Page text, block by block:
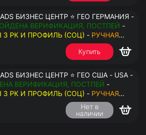
ADS БИЗНЕС ЦЕНТР ⭐ ГЕО ГЕРМАНИЯ -
ВЕРИФИКАЦИЯ, ПОСТПЕЙ -
3 РК И ПРОФИЛЬ (СОЦ) - РУЧНАЯ
- ДОСТУП К ПОЧТЕ - КУКИ - ВАТ
- ПЕРЕДАЧА В АНТИДЕТЕКТ
Купить
ADS БИЗНЕС ЦЕНТР ⭐ ГЕО США - USA -
ВЕРИФИКАЦИЯ, ПОСТПЕЙ -
3 РК И ПРОФИЛЬ (СОЦ) - РУЧНАЯ
- ДОСТУП К ПОЧТЕ - КУКИ - ВАТ
- ПЕРЕДАЧА В АНТИДЕТЕКТ
Нет в
наличии